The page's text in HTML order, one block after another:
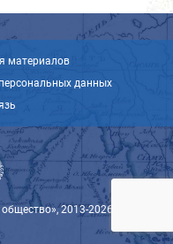
материалов
данных
2013-2026